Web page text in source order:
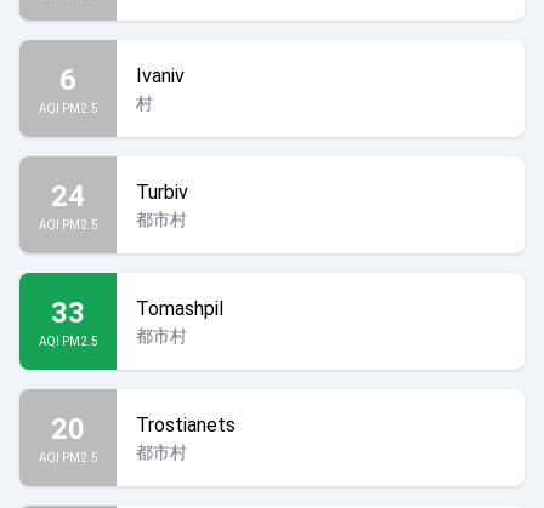
6
AQI PM2.5
Ivaniv
村
24
AQI PM2.5
Turbiv
都市村
33
AQI PM2.5
Tomashpil
都市村
20
AQI PM2.5
Trostianets
都市村